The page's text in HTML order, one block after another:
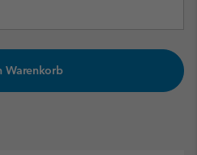
Warenkorb